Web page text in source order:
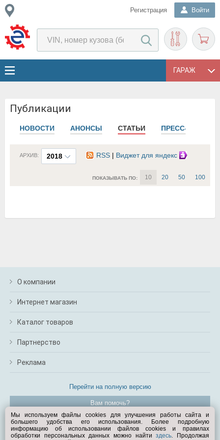
Регистрация Войти
ГАРАЖ
Публикации
НОВОСТИ АНОНСЫ СТАТЬИ ПРЕСС-РЕЛИЗЫ
2018
АРХИВ: RSS | Виджет для яндекс
ПОКАЗЫВАТЬ ПО: 10 20 50 100
О компании
Интернет магазин
Каталог товаров
Партнерство
Реклама
Перейти на полную версию
Вам помочь?
© Exist.ru 1998—2026
Мы используем файлы cookies для улучшения работы сайта и
большего удобства его использования. Более подробную
информацию об использовании файлов cookies и правилах
обработки персональных данных можно найтиздесь. Продолжая